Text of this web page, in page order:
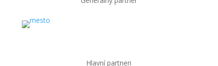
Hlavní partneri